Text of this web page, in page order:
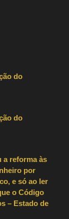
do
do
a reforma às
por
e só ao ler
o Código
– Estado de